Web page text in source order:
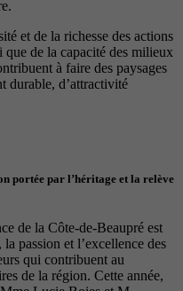
et de la richesse des actions
que de la capacité des milieux
à faire des paysages
durable, d’attractivité
portée par l’héritage et la relève
de la Côte-de-Beaupré est
passion et l’excellence des
qui contribuent au
de la région. Cette année,